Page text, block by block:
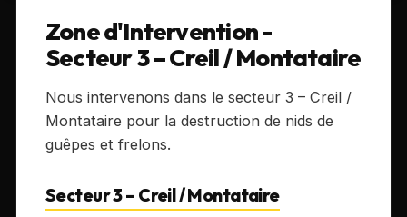
Zone d'Intervention -
Secteur 3 – Creil / Montataire
Nous intervenons dans le secteur 3 – Creil /
Montataire pour la destruction de nids de
guêpes et frelons.
Secteur 3 – Creil / Montataire